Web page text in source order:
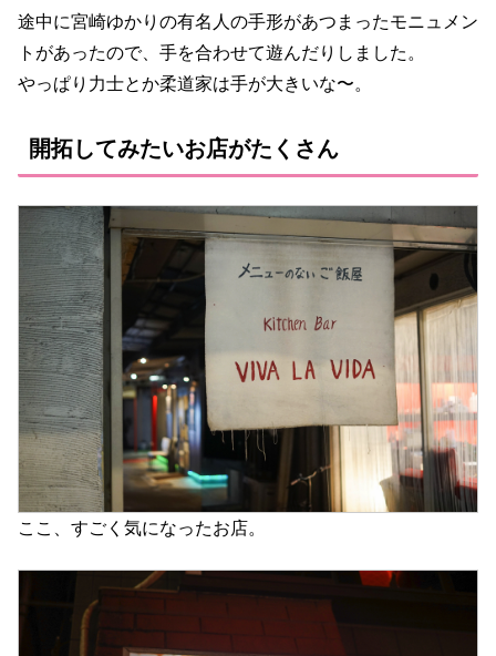
途中に宮崎ゆかりの有名人の手形があつまったモニュメン
トがあったので、手を合わせて遊んだりしました。
やっぱり力士とか柔道家は手が大きいな〜。
開拓してみたいお店がたくさん
ここ、すごく気になったお店。